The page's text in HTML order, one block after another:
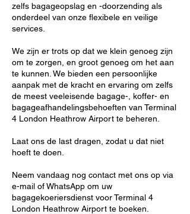
zelfs bagageopslag en -doorzending als
onderdeel van onze flexibele en veilige
services.
We zijn er trots op dat we klein genoeg zijn
om te zorgen, en groot genoeg om het aan
te kunnen. We bieden een persoonlijke
aanpak met de kracht en ervaring om zelfs
de meest veeleisende bagage-, koffer- en
bagageafhandelingsbehoeften van Terminal
4 London Heathrow Airport te beheren.
Laat ons de last dragen, zodat u dat niet
hoeft te doen.
Neem vandaag nog contact met ons op via
e-mail of WhatsApp om uw
bagagekoeriersdienst voor Terminal 4
London Heathrow Airport te boeken.